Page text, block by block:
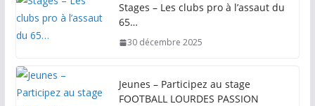
Stages – Les clubs pro à l’assaut du
65…
30 décembre 2025
Jeunes – Participez au stage
FOOTBALL LOURDES PASSION